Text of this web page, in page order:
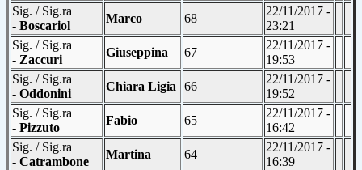
Sig. / Sig.ra
- Boscariol
Marco 68
22/11/2017 -
23:21
Sig. / Sig.ra
- Zaccuri
Giuseppina 67
22/11/2017 -
19:53
Sig. / Sig.ra
- Oddonini
Chiara Ligia 66
22/11/2017 -
19:52
Sig. / Sig.ra
- Pizzuto
Fabio 65
22/11/2017 -
16:42
Sig. / Sig.ra
- Catrambone
Martina 64
22/11/2017 -
16:39